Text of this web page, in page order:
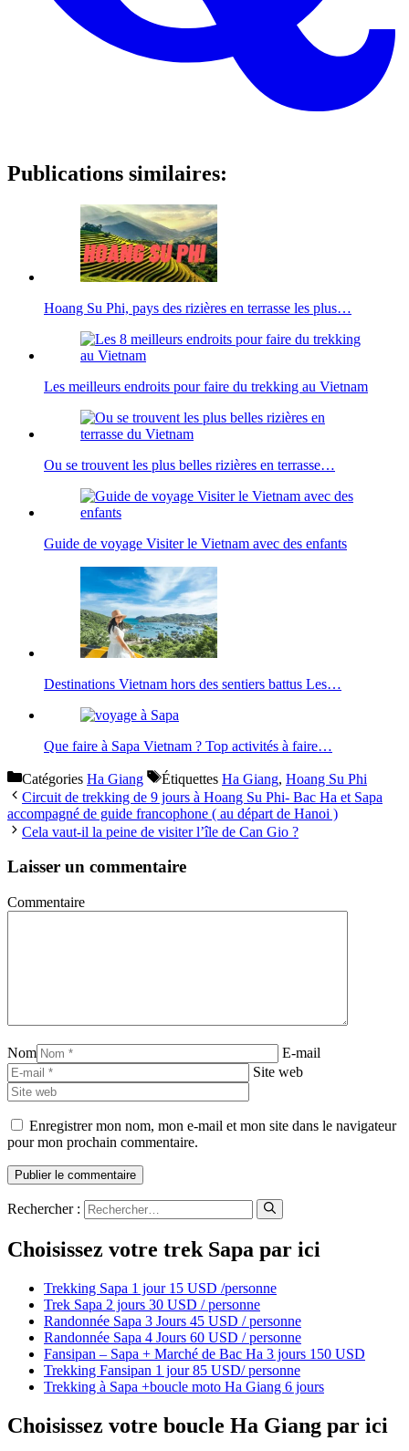
Publications similaires:
Hoang Su Phi, pays des rizières en terrasse les plus…
Les meilleurs endroits pour faire du trekking au Vietnam
Ou se trouvent les plus belles rizières en terrasse…
Guide de voyage Visiter le Vietnam avec des enfants
Destinations Vietnam hors des sentiers battus Les…
Que faire à Sapa Vietnam ? Top activités à faire…
Catégories Ha Giang Étiquettes Ha Giang, Hoang Su Phi
Circuit de trekking de 9 jours à Hoang Su Phi- Bac Ha et Sapa
accompagné de guide francophone ( au départ de Hanoi )
Cela vaut-il la peine de visiter l’île de Can Gio ?
Laisser un commentaire
Commentaire
Nom
E-mail
Site web
Enregistrer mon nom, mon e-mail et mon site dans le navigateur
pour mon prochain commentaire.
Rechercher :
Choisissez votre trek Sapa par ici
Trekking Sapa 1 jour 15 USD /personne
Trek Sapa 2 jours 30 USD / personne
Randonnée Sapa 3 Jours 45 USD / personne
Randonnée Sapa 4 Jours 60 USD / personne
Fansipan – Sapa + Marché de Bac Ha 3 jours 150 USD
Trekking Fansipan 1 jour 85 USD/ personne
Trekking à Sapa +boucle moto Ha Giang 6 jours
Choisissez votre boucle Ha Giang par ici